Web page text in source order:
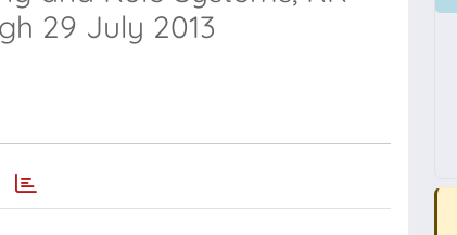
29 July 2013